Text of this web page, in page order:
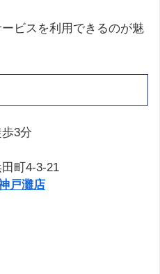
ビスを利用できるのが魅
3分
町4-3-21
戸灘店